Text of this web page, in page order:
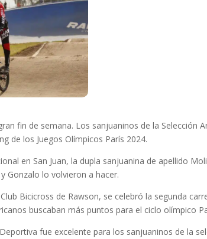
fin de semana. Los sanjuaninos de la
de los Juegos Olímpicos París 2024.
en San Juan, la dupla sanjuanina de apellido
Gonzalo lo volvieron a hacer.
Bicicross de Rawson, se celebró la segunda
buscaban más puntos para el ciclo olímpico
fue excelente para los sanjuaninos de la